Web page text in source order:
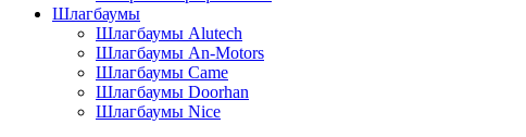
Шлагбаумы
Шлагбаумы Alutech
Шлагбаумы An-Motors
Шлагбаумы Came
Шлагбаумы Doorhan
Шлагбаумы Nice